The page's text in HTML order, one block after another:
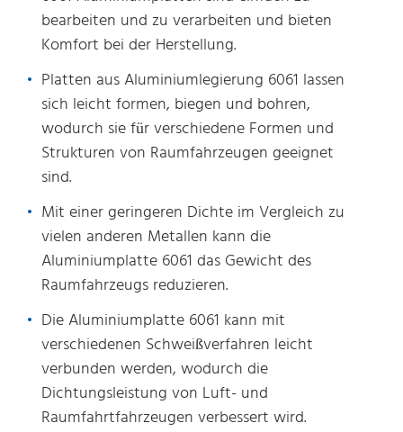
bearbeiten und zu verarbeiten und bieten
Komfort bei der Herstellung.
Platten aus Aluminiumlegierung 6061 lassen
sich leicht formen, biegen und bohren,
wodurch sie für verschiedene Formen und
Strukturen von Raumfahrzeugen geeignet
sind.
Mit einer geringeren Dichte im Vergleich zu
vielen anderen Metallen kann die
Aluminiumplatte 6061 das Gewicht des
Raumfahrzeugs reduzieren.
Die Aluminiumplatte 6061 kann mit
verschiedenen Schweißverfahren leicht
verbunden werden, wodurch die
Dichtungsleistung von Luft- und
Raumfahrtfahrzeugen verbessert wird.